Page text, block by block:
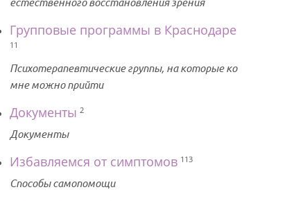
Групповые программы в Краснодаре
11
Психотерапевтические группы, на которые ко
мне можно прийти
Документы 2
Документы
Избавляемся от симптомов 113
Способы самопомощи